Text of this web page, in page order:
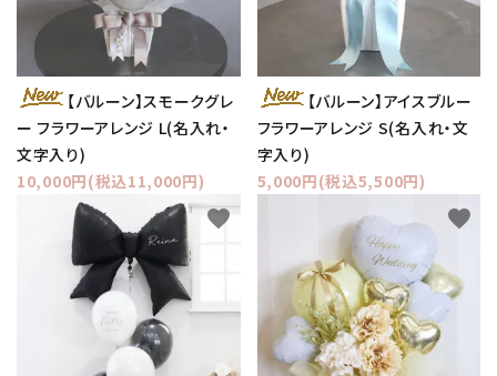
【バルーン】スモークグレ
ー フラワーアレンジ L(名入れ・
文字入り)
10,000円(税込11,000円)
【バルーン】アイスブルー
フラワーアレンジ S(名入れ・文
字入り)
5,000円(税込5,500円)
favorite favorite